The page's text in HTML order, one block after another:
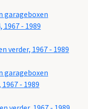
garageboxen
- 1989
verder, 1967 - 1989
garageboxen
- 1989